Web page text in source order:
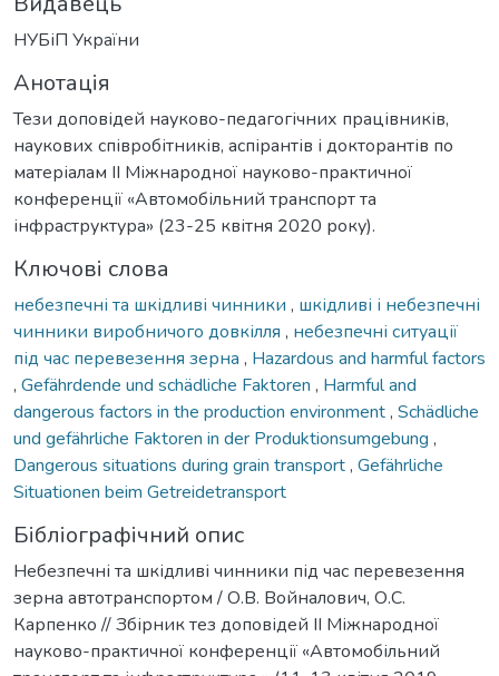
НУБіП України
Анотація
Тези доповідей науково-педагогічних працівників,
наукових співробітників, аспірантів і докторантів по
матеріалам ІІ Міжнародної науково-практичної
конференції «Автомобільний транспорт та
інфраструктура» (23-25 квітня 2020 року).
Ключові слова
небезпечні та шкідливі чинники , шкідливі і небезпечні
чинники виробничого довкілля , небезпечні ситуації
під час перевезення зерна , Hazardous and harmful factors
, Gefährdende und schädliche Faktoren , Harmful and
dangerous factors in the production environment, Schädliche
und gefährliche Faktoren in der Produktionsumgebung ,
Dangerous situations during grain transport, Gefährliche
Situationen beim Getreidetransport
Бібліографічний опис
Небезпечні та шкідливі чинники під час перевезення
зерна автотранспортом / О.В. Войналович, О.С.
Карпенко // Збірник тез доповідей ІІ Міжнародної
науково-практичної конференції «Автомобільний